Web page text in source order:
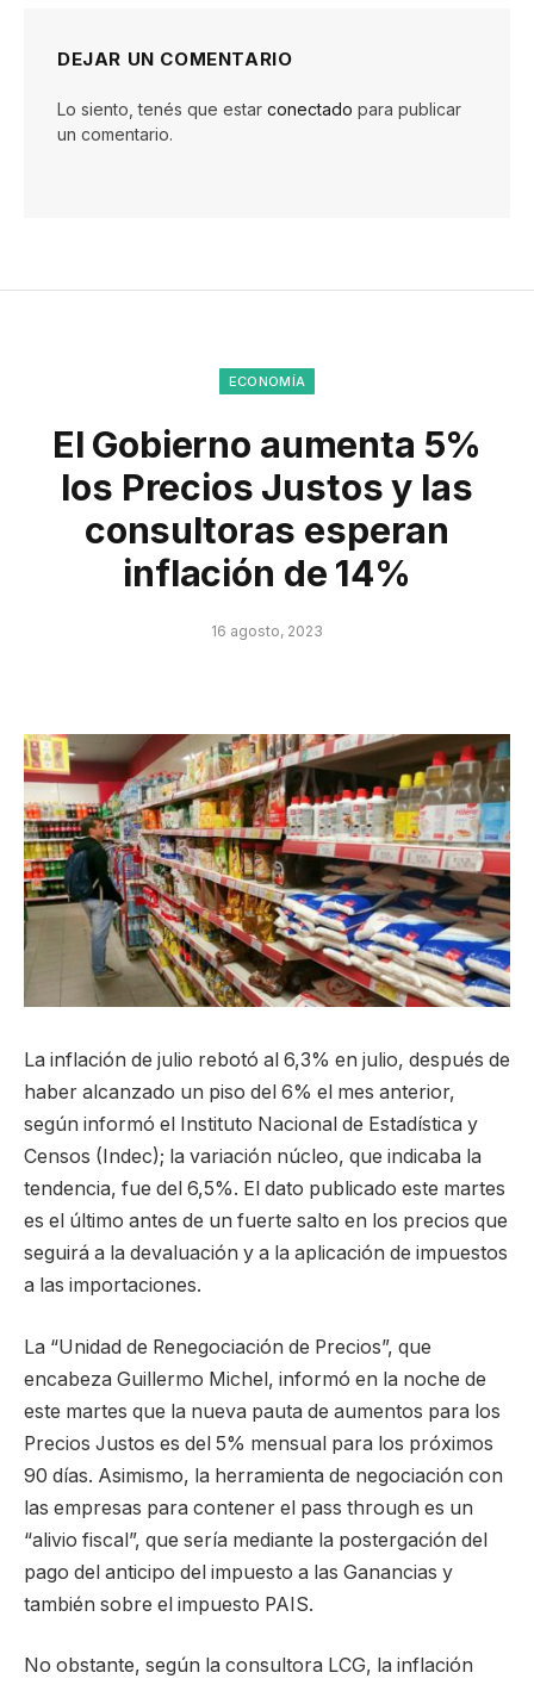
DEJAR UN COMENTARIO
Lo siento, tenés que estar conectado para publicar
un comentario.
ECONOMÍA
El Gobierno aumenta 5%
los Precios Justos y las
consultoras esperan
inflación de 14%
16 agosto, 2023
La inflación de julio rebotó al 6,3% en julio, después de
haber alcanzado un piso del 6% el mes anterior,
según informó el Instituto Nacional de Estadística y
Censos (Indec); la variación núcleo, que indicaba la
tendencia, fue del 6,5%. El dato publicado este martes
es el último antes de un fuerte salto en los precios que
seguirá a la devaluación y a la aplicación de impuestos
a las importaciones.
La “Unidad de Renegociación de Precios”, que
encabeza Guillermo Michel, informó en la noche de
este martes que la nueva pauta de aumentos para los
Precios Justos es del 5% mensual para los próximos
90 días. Asimismo, la herramienta de negociación con
las empresas para contener el pass through es un
“alivio fiscal”, que sería mediante la postergación del
pago del anticipo del impuesto a las Ganancias y
también sobre el impuesto PAIS.
No obstante, según la consultora LCG, la inflación